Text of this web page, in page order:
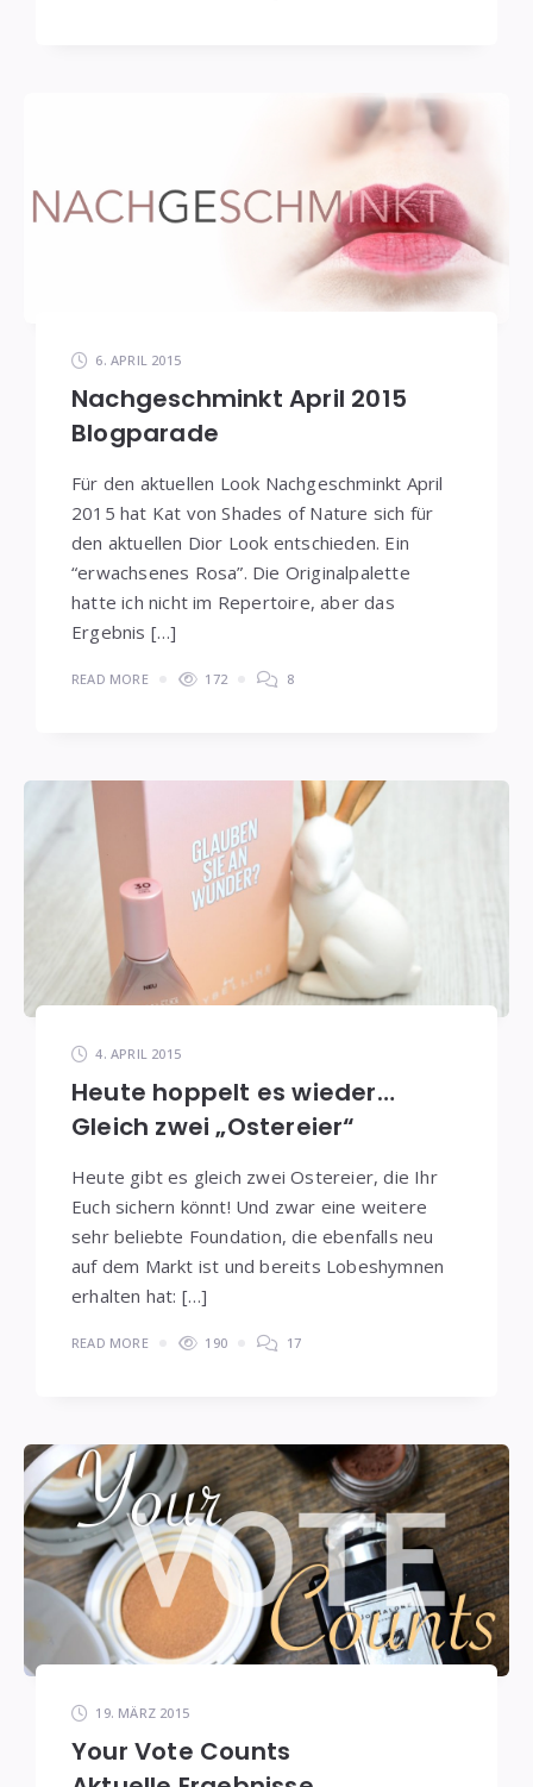
6. APRIL 2015
Nachgeschminkt April 2015
Blogparade
Für den aktuellen Look Nachgeschminkt April
2015 hat Kat von Shades of Nature sich für
den aktuellen Dior Look entschieden. Ein
“erwachsenes Rosa”. Die Originalpalette
hatte ich nicht im Repertoire, aber das
Ergebnis […]
READ MORE 172 8
4. APRIL 2015
Heute hoppelt es wieder…
Gleich zwei „Ostereier“
Heute gibt es gleich zwei Ostereier, die Ihr
Euch sichern könnt! Und zwar eine weitere
sehr beliebte Foundation, die ebenfalls neu
auf dem Markt ist und bereits Lobeshymnen
erhalten hat: […]
READ MORE 190 17
19. MÄRZ 2015
Your Vote Counts